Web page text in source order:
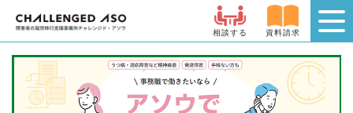
相談する 資料請求